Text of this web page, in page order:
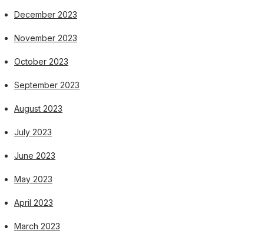
December 2023
November 2023
October 2023
September 2023
August 2023
July 2023
June 2023
May 2023
April 2023
March 2023